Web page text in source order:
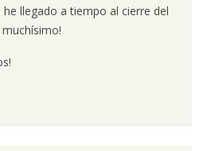
llegado a tiempo al cierre del